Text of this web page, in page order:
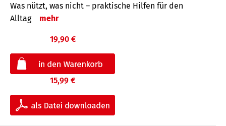
Was nützt, was nicht – praktische Hilfen für den
Alltag
mehr
19,90 €
15,99 €